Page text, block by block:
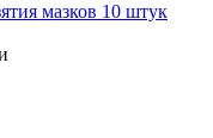
мазков 10 штук